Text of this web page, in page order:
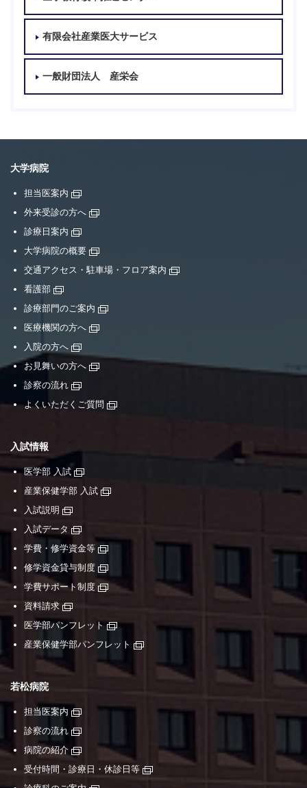
有限会社産業医大サービス
一般財団法人 産栄会
大学病院
担当医案内
外来受診の方へ
診療日案内
大学病院の概要
交通アクセス・駐車場・フロア案内
看護部
診療部門のご案内
医療機関の方へ
入院の方へ
お見舞いの方へ
診察の流れ
よくいただくご質問
入試情報
医学部 入試
産業保健学部 入試
入試説明
入試データ
学費・修学資金等
修学資金貸与制度
学費サポート制度
資料請求
医学部パンフレット
産業保健学部パンフレット
若松病院
担当医案内
診察の流れ
病院の紹介
受付時間・診療日・休診日等